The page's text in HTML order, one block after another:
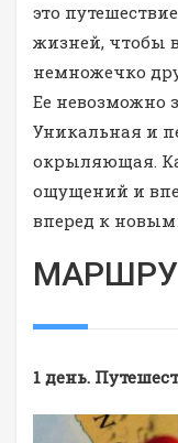
это
жизней, чтобы
немножечко
Ее невозможно
Уникальная и
окрыляющая.
ощущений и
вперед к
1 день.